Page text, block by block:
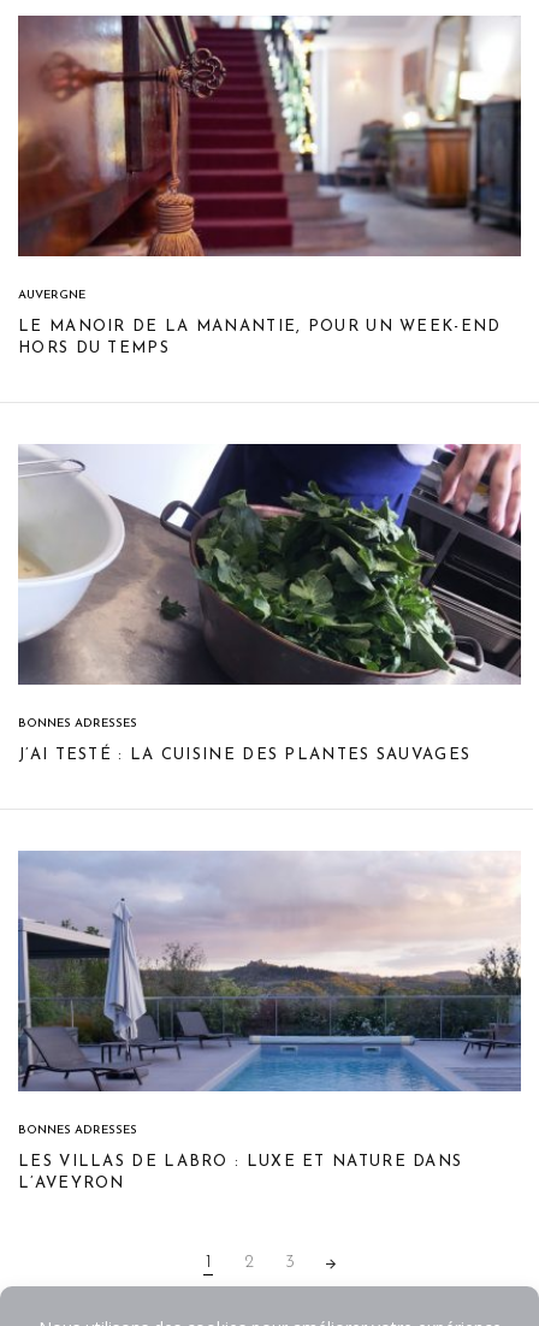
AUVERGNE
LE MANOIR DE LA MANANTIE, POUR UN WEEK-END
HORS DU TEMPS
BONNES ADRESSES
J’AI TESTÉ : LA CUISINE DES PLANTES SAUVAGES
BONNES ADRESSES
LES VILLAS DE LABRO : LUXE ET NATURE DANS
L’AVEYRON
NAVIGATION
1 2 3